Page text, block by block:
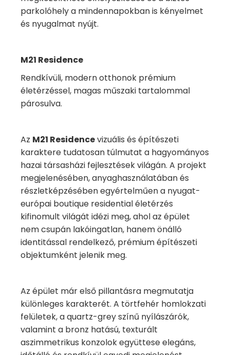
parkolóhely a mindennapokban is kényelmet
és nyugalmat nyújt.
M21 Residence
Rendkívüli, modern otthonok prémium
életérzéssel, magas műszaki tartalommal
párosulva.
Az M21 Residencevizuális és építészeti
karaktere tudatosan túlmutat a hagyományos
hazai társasházi fejlesztések világán. A projekt
megjelenésében, anyaghasználatában és
részletképzésében egyértelműen a nyugat-
európai boutique residential életérzés
kifinomult világát idézi meg, ahol az épület
nem csupán lakóingatlan, hanem önálló
identitással rendelkező, prémium építészeti
objektumként jelenik meg.
Az épület már első pillantásra megmutatja
különleges karakterét. A törtfehér homlokzati
felületek, a quartz-grey színű nyílászárók,
valamint a bronz hatású, texturált
aszimmetrikus konzolok együttese elegáns,